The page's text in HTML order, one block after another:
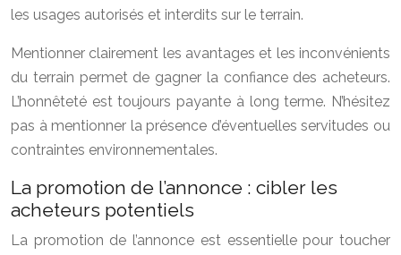
les usages autorisés et interdits sur le terrain.
Mentionner clairement les avantages et les inconvénients
du terrain permet de gagner la confiance des acheteurs.
L’honnêteté est toujours payante à long terme. N’hésitez
pas à mentionner la présence d’éventuelles servitudes ou
contraintes environnementales.
La promotion de l’annonce : cibler les
acheteurs potentiels
La promotion de l’annonce est essentielle pour toucher